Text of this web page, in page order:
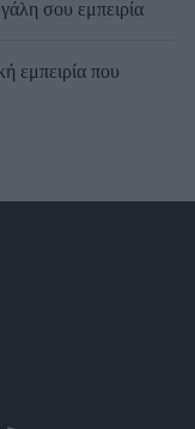
σου εμπειρία
εμπειρία που